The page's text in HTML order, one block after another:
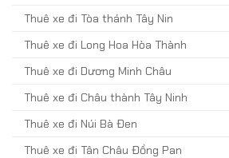
Thuê xe đi Tòa thánh Tây Nin
Thuê xe đi Long Hoa Hòa Thành
Thuê xe đi Dương Minh Châu
Thuê xe đi Châu thành Tây Ninh
Thuê xe đi Núi Bà Đen
Thuê xe đi Tân Châu Đồng Pan